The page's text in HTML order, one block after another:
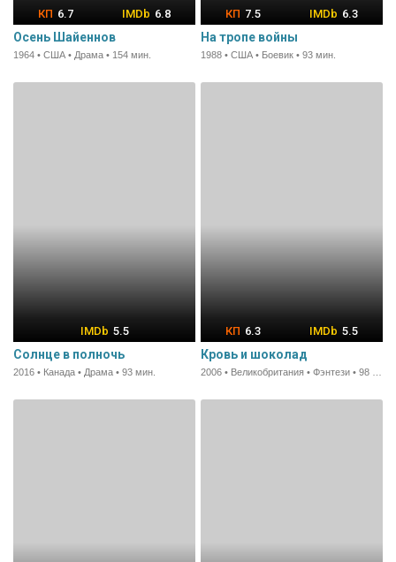
6.7 6.8
Осень Шайеннов
1964 • США • Драма • 154 мин.
7.5 6.3
На тропе войны
1988 • США • Боевик • 93 мин.
5.5
Солнце в полночь
2016 • Канада • Драма • 93 мин.
6.3 5.5
Кровь и шоколад